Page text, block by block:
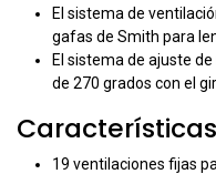
El sistema de
gafas de Smith para
El sistema de ajuste
de 270 grados con el
Características
19 ventilaciones fijas